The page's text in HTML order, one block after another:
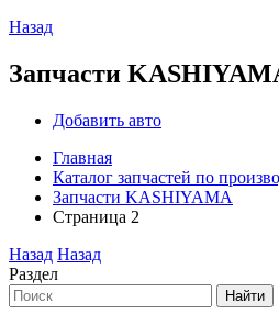
Назад
Запчасти
Добавить авто
Главная
Каталог запчастей по
Запчасти KASHIYAMA
Страница 2
Назад Назад
Раздел
Найти